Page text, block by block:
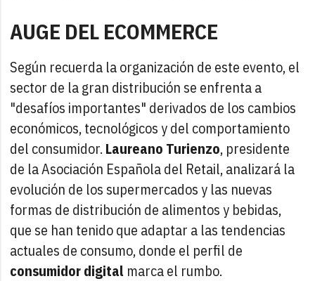
AUGE DEL ECOMMERCE
Según recuerda la organización de este evento, el
sector de la gran distribución se enfrenta a
"desafíos importantes" derivados de los cambios
económicos, tecnológicos y del comportamiento
del consumidor. Laureano Turienzo, presidente
de la Asociación Española del Retail, analizará la
evolución de los supermercados y las nuevas
formas de distribución de alimentos y bebidas,
que se han tenido que adaptar a las tendencias
actuales de consumo, donde el perfil de
consumidor digital marca el rumbo.